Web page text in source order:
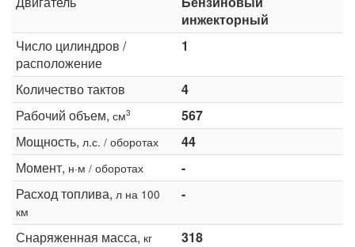
инжекторный
Число цилиндров /
расположение
1
Количество тактов
4
Рабочий объем, см3
567
Мощность, л.с. / оборотах
44
Момент, н·м / оборотах
-
Расход топлива, л на 100
км
-
Снаряженная масса, кг
318